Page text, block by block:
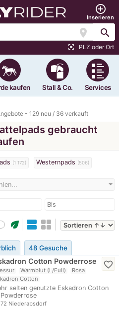
add_circle_outline
Inserieren
location_on search
center_focus_strong PLZ oder Ort
kaufen Stall & Co. Services
- 129 neu / 36 verkauft
gebraucht
(1 172) Westernpads (506)
eco
48 Gesuche
Cotton Powderrose
Warmblut (L/Full)
Rosa
Cotton
selten genutzte Eskadron Cotton
Niederabsdorf
favorite_border